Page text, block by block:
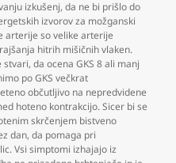
izkušenj,da ne bi prišlo do
izvorov za možganski
arterije so velike arterije
hitrih mišičnih vlaken.
stvari,da ocena GKS 8 ali manj
po GKS večkrat
občutljivo na nepredvidene
hoteno kontrakcijo. Sicer bi se
skrčenjem bistveno
dan,da pomaga pri
Vsi simptomi izhajajo iz